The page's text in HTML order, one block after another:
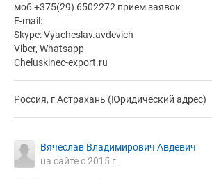
моб +375(29) 6502272 прием заявок
E-mail:
Skype: Vyacheslav.avdevich
Viber, Whatsapp
Cheluskinec-export.ru
Россия, г Астрахань (Юридический адрес)
Вячеслав Владимирович Авдевич
на сайте с 2015 г.